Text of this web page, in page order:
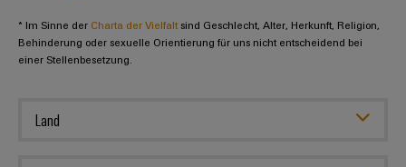
Energiespeicher
Lösungen
und
5G
Single
Anschlussleitungen,
Patchkabel
easyConnect
-
Ihre
Vertrieb
Academy
People
Abschlussarbeiten
* Im Sinne der Charta der Vielfalt sind Geschlecht, Alter, Herkunft, Religion,
Behinderung oder sexuelle Orientierung für uns nicht entscheidend bei
einer Stellenbesetzung.
Land